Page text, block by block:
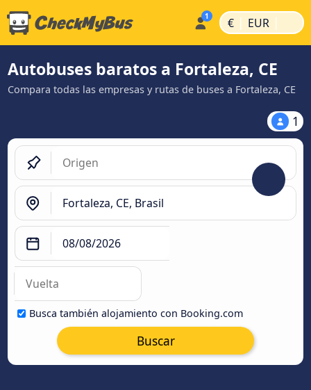
€ | EUR |
Autobuses baratos a Fortaleza, CE
Compara todas las empresas y rutas de buses a Fortaleza, CE
1
Busca también alojamiento con Booking.com
Buscar